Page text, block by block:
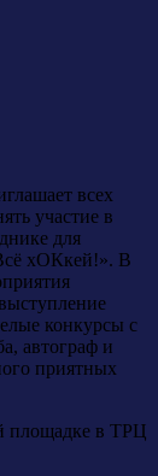
всех
участие в
для
хОКкей!». В
конкурсы с
автограф и
приятных
площадке в ТРЦ